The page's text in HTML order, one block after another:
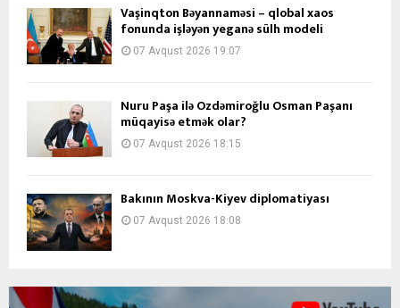
Vaşinqton Bəyannaməsi – qlobal xaos
fonunda işləyən yeganə sülh modeli
07 Avqust 2026 19:07
Nuru Paşa ilə Özdəmiroğlu Osman Paşanı
müqayisə etmək olar?
07 Avqust 2026 18:15
Bakının Moskva-Kiyev diplomatiyası
07 Avqust 2026 18:08